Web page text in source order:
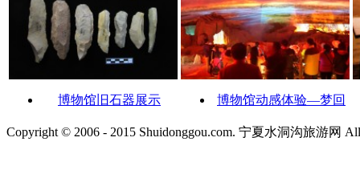
博物馆旧石器展示 博物馆动感体验—梦回
Copyright © 2006 - 2015 Shuidonggou.com. 宁夏水洞沟旅游网 All